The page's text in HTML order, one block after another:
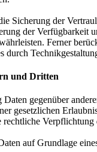
Sicherung der
der Verfügbarkeit
Ferner
durch
und Dritten
gegenüber
gesetzlichen
auf Grundlage